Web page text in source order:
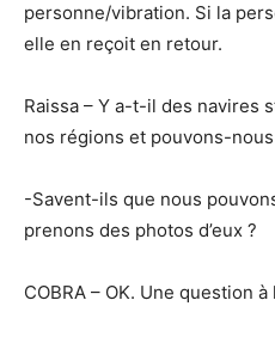
personne/vibration. Si la
elle en reçoit en retour.
Raissa – Y a-t-il des navires
nos régions et pouvons-
-Savent-ils que nous
prenons des photos d’eux ?
COBRA – OK. Une question à